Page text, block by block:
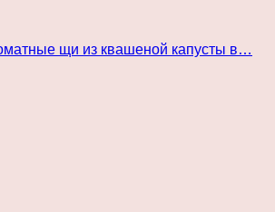
щи из квашеной капусты в…